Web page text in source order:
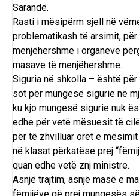
Sarandë.
Rasti i mësipërm sjell në
problematikash të arsimit,
menjëhershme i organeve
masave të menjëhershme.
Siguria në shkolla – është
sot për mungesë sigurie në
ku kjo mungesë sigurie nuk
edhe për vetë mësuesit të
për të zhvilluar orët e
në klasat përkatëse prej
quan edhe vetë znj ministre.
Asnjë trajtim, asnjë masë e